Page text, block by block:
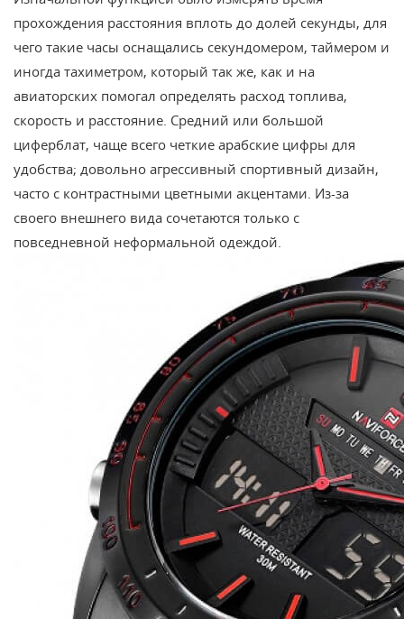
прохождения расстояния вплоть до долей секунды, для
чего такие часы оснащались секундомером, таймером и
иногда тахиметром, который так же, как и на
авиаторских помогал определять расход топлива,
скорость и расстояние. Средний или большой
циферблат, чаще всего четкие арабские цифры для
удобства; довольно агрессивный спортивный дизайн,
часто с контрастными цветными акцентами. Из-за
своего внешнего вида сочетаются только с
повседневной неформальной одеждой.